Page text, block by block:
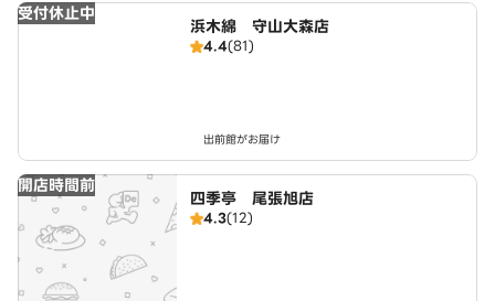
受付休止中
浜木綿 守山大森店
4.4(81)
出前館がお届け
開店時間前
四季亭 尾張旭店
4.3(12)